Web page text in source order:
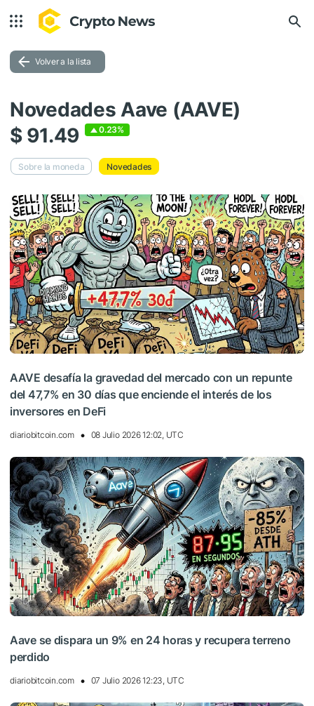
Volver a la lista
Novedades Aave (AAVE)
$ 91.49
0.23%
Sobre la moneda Novedades
AAVE desafía la gravedad del mercado con un repunte
del 47,7% en 30 días que enciende el interés de los
inversores en DeFi
diariobitcoin.com 08 Julio 2026 12:02, UTC
Aave se dispara un 9% en 24 horas y recupera terreno
perdido
diariobitcoin.com 07 Julio 2026 12:23, UTC